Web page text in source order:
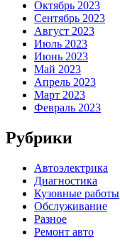
Октябрь 2023
Сентябрь 2023
Август 2023
Июль 2023
Июнь 2023
Май 2023
Апрель 2023
Март 2023
Февраль 2023
Рубрики
Автоэлектрика
Диагностика
Кузовные работы
Обслуживание
Разное
Ремонт авто